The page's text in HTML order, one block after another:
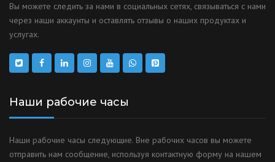
Вы можете следить за нами в социальных сетях, связываться с нами
через наши аккаунты и оставлять отзывы о наших продуктах и
услугах.
Наши рабочие часы
Наши рабочие часы следующие. Вне рабочих часов вы можете
отправить нам сообщение, используя контактную форму на нашем